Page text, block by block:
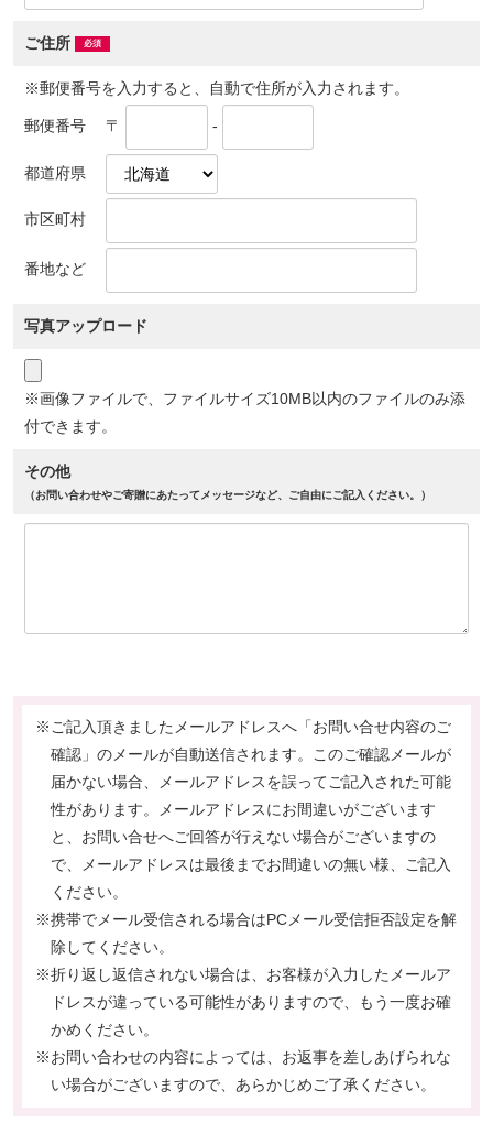
ご住所
※郵便番号を入力すると、自動で住所が入力されます。
郵便番号 〒 -
都道府県
市区町村
番地など
写真アップロード
※画像ファイルで、ファイルサイズ10MB以内のファイルのみ添
付できます。
その他
（お問い合わせやご寄贈にあたってメッセージなど、ご自由にご記入ください。）
※ご記入頂きましたメールアドレスへ「お問い合せ内容のご
確認」のメールが自動送信されます。このご確認メールが
届かない場合、メールアドレスを誤ってご記入された可能
性があります。メールアドレスにお間違いがございます
と、お問い合せへご回答が行えない場合がございますの
で、メールアドレスは最後までお間違いの無い様、ご記入
ください。
※携帯でメール受信される場合はPCメール受信拒否設定を解
除してください。
※折り返し返信されない場合は、お客様が入力したメールア
ドレスが違っている可能性がありますので、もう一度お確
かめください。
※お問い合わせの内容によっては、お返事を差しあげられな
い場合がございますので、あらかじめご了承ください。